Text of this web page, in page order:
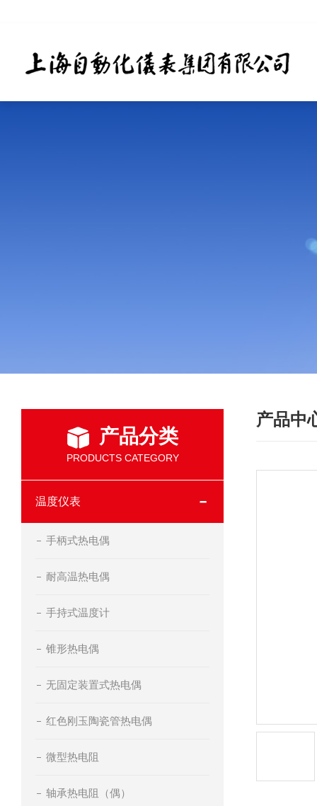
产品分类
PRODUCTS CATEGORY
温度仪表
手柄式热电偶
耐高温热电偶
手持式温度计
锥形热电偶
无固定装置式热电偶
红色刚玉陶瓷管热电偶
微型热电阻
轴承热电阻（偶）
产品中